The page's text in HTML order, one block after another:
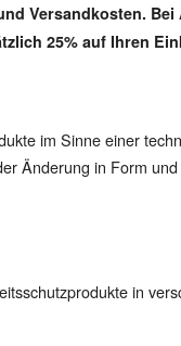
Versandkosten.
25% auf Ihren
im Sinne einer
Änderung in Form
in